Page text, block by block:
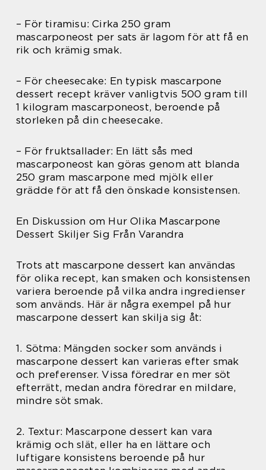
– För tiramisu: Cirka 250 gram
mascarponeost per sats är lagom för att få en
rik och krämig smak.
– För cheesecake: En typisk mascarpone
dessert recept kräver vanligtvis 500 gram till
1 kilogram mascarponeost, beroende på
storleken på din cheesecake.
– För fruktsallader: En lätt sås med
mascarponeost kan göras genom att blanda
250 gram mascarpone med mjölk eller
grädde för att få den önskade konsistensen.
En Diskussion om Hur Olika Mascarpone
Dessert Skiljer Sig Från Varandra
Trots att mascarpone dessert kan användas
för olika recept, kan smaken och konsistensen
variera beroende på vilka andra ingredienser
som används. Här är några exempel på hur
mascarpone dessert kan skilja sig åt:
1. Sötma: Mängden socker som används i
mascarpone dessert kan varieras efter smak
och preferenser. Vissa föredrar en mer söt
efterrätt, medan andra föredrar en mildare,
mindre söt smak.
2. Textur: Mascarpone dessert kan vara
krämig och slät, eller ha en lättare och
luftigare konsistens beroende på hur